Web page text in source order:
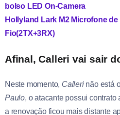
bolso LED On-Camera
Hollyland Lark M2 Microfone
Fio(2TX+3RX)
Afinal, Calleri vai sair
Neste momento, Callerinão está
Paulo, o atacante possui
a renovação ficou mais distante